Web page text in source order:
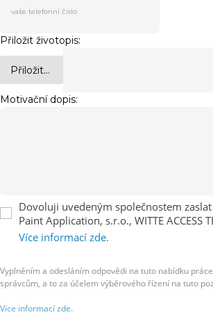
Přiložit životopis:
Přiložit...
Motivační dopis:
Dovoluji uvedeným společnostem
Paint Application, s.r.o., WITTE
Více informací zde.
Vyplněním a odesláním odpovědi na tuto nabídku práce
správcům, a to za účelem výběrového řízení na tuto
Více informací zde.